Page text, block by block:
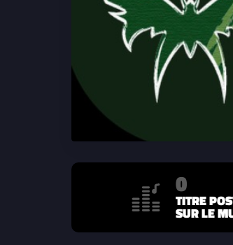
0
TITRE
SUR LE